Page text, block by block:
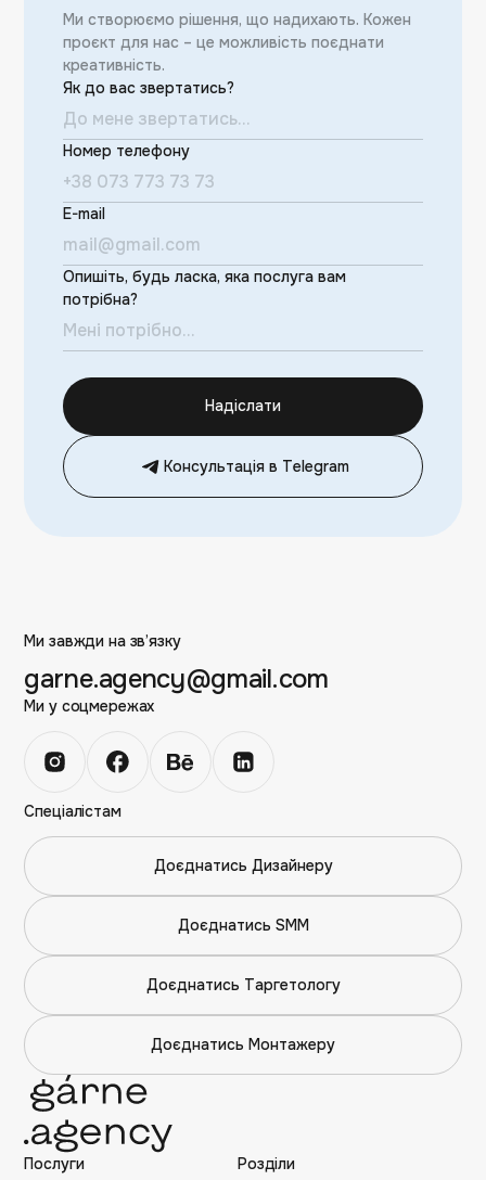
Ми створюємо рішення, що надихають. Кожен
проєкт для нас – це можливість поєднати
креативність.
Як до вас звертатись?
Номер телефону
E-mail
Опишіть, будь ласка, яка послуга вам
потрібна?
Надіслати
Консультація в Telegram
Послуги Розділи
Спеціалістам
Доєднатись Дизайнеру
Доєднатись SMM
Доєднатись Таргетологу
Доєднатись Монтажеру
Ми завжди на зв’язку
garne.agency@gmail.com
Ми у соцмережах